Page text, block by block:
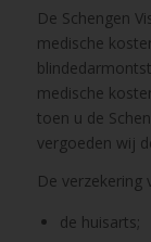
De Schengen
medische
medische
toen u de
vergoeden wij
De verzekering
de huisarts;